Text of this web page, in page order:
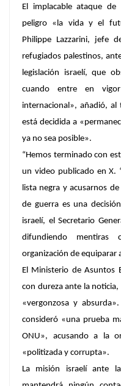
El implacable ataque
peligro «la vida y el
Philippe Lazzarini, jefe
refugiados palestinos,
legislación israelí, que
cuando entre en
internacional», añadió, al
está decidida a
ya no sea posible».
“Hemos terminado con
un video publicado en X.
lista negra y acusarnos
de guerra es una
israelí, el Secretario
difundiendo mentiras
organización de equiparar
El Ministerio de Asuntos
con dureza ante la
«vergonzosa y
consideró «una prueba
ONU», acusando a la
«politizada y corrupta».
La misión israelí ante